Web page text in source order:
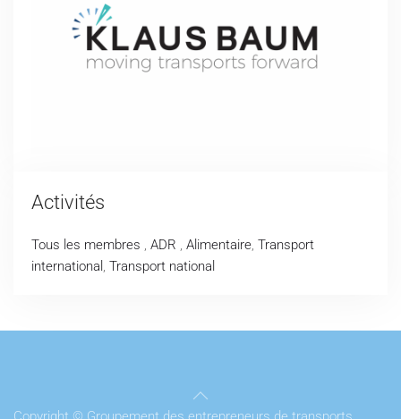
Activités
Tous les membres ADR Alimentaire Transport
international
Transport national